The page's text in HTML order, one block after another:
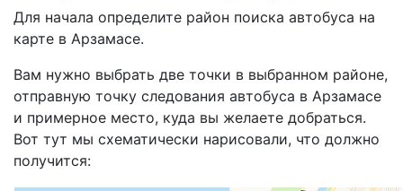
Для начала определите район поиска автобуса на
карте в Арзамасе.
Вам нужно выбрать две точки в выбранном районе,
отправную точку следования автобуса в Арзамасе
и примерное место, куда вы желаете добраться.
Вот тут мы схематически нарисовали, что должно
получится: